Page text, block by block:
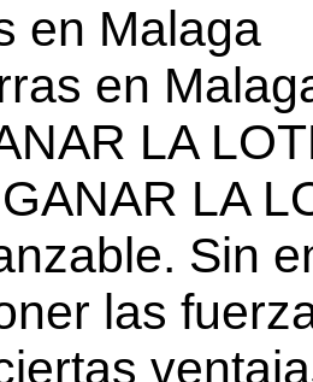
en Malaga
en
LA
LA
Sin
las